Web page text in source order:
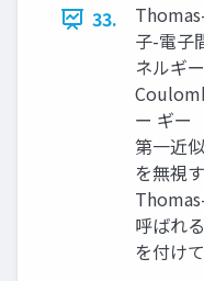
33.
子-電子
ネルギ
ー ギー
第一近
を無視
呼ばれ
を付け